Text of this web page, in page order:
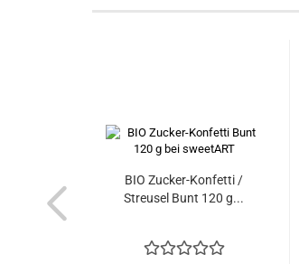
BIO Zucker-Konfetti /
Streusel Bunt 120 g...